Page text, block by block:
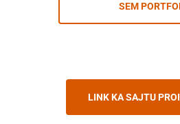
SEM
LINK KA SAJTU